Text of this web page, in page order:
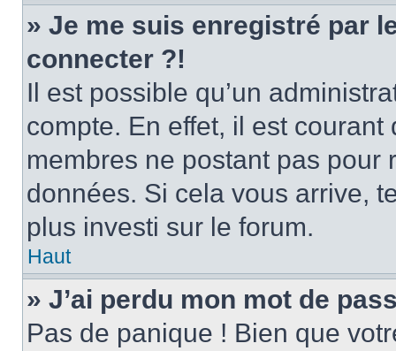
» Je me suis enregistré par
connecter ?!
Il est possible qu’un
compte. En effet, il est
membres ne postant pas
données. Si cela vous arrive,
plus investi sur le forum.
Haut
» J’ai perdu mon mot de
Pas de panique ! Bien que